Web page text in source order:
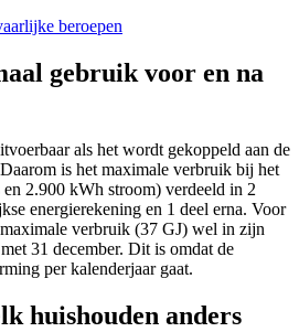
beroepen
gebruik voor en na
als het wordt gekoppeld aan de
is het maximale verbruik bij het
2.900 kWh stroom) verdeeld in 2
energierekening en 1 deel erna. Voor
verbruik (37 GJ) wel in zijn
31 december. Dit is omdat de
per kalenderjaar gaat.
huishouden anders